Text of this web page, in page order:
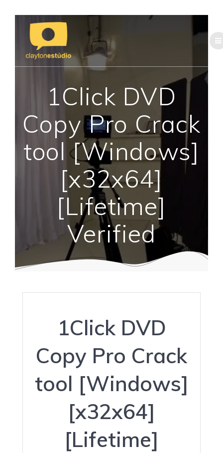
content
1Click DVD
Copy Pro Crack
tool [Windows]
[x32x64]
[Lifetime]
Verified
1Click DVD
Copy Pro Crack
tool [Windows]
[x32x64]
[Lifetime]